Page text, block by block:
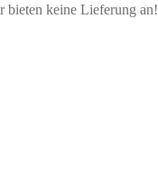
bieten keine Lieferung an!